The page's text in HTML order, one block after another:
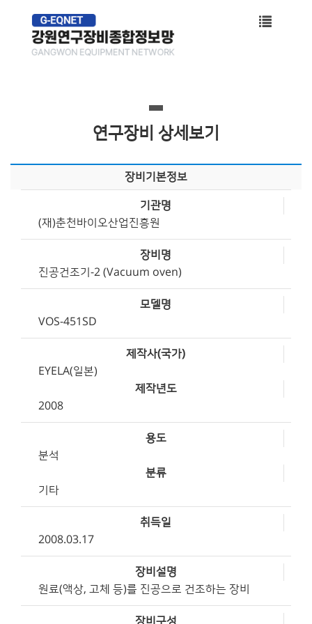
Toggle
연구장비 상세보기
장비기본정보
기관명
(재)춘천바이오산업진흥원
장비명
진공건조기-2 (Vacuum oven)
모델명
VOS-451SD
제작사(국가)
EYELA(일본)
제작년도
2008
용도
분석
분류
기타
취득일
2008.03.17
장비설명
원료(액상, 고체 등)를 진공으로 건조하는 장비
장비구성